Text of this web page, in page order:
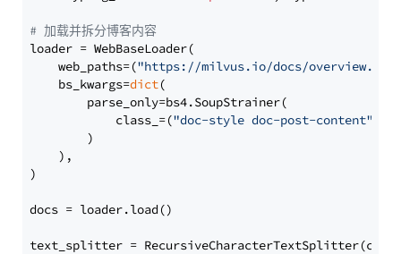
# 加载并拆分博客内容
loader = WebBaseLoader(
    web_paths=(
"https://milvus.io/docs/overview.md"
    bs_kwargs=
dict(
        parse_only=bs4.SoupStrainer(
            class_=(
"doc-style doc-post-content"
        )
    ),
)
docs = loader.load()
text_splitter =